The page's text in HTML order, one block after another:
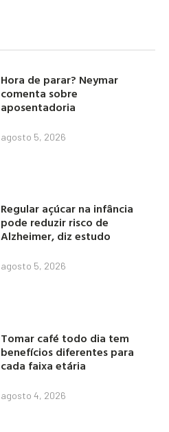
Hora de parar? Neymar
comenta sobre
aposentadoria
agosto 5, 2026
Regular açúcar na infância
pode reduzir risco de
Alzheimer, diz estudo
agosto 5, 2026
Tomar café todo dia tem
benefícios diferentes para
cada faixa etária
agosto 4, 2026